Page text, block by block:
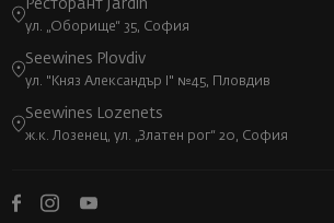
Ресторант Jardin
ул. „Оборище“ 35, София
Seewines Plovdiv
ул. "Княз Александър I" №45, Пловдив
Seewines Lozenets
ж.к. Лозенец, ул. „Златен рог“ 20, София